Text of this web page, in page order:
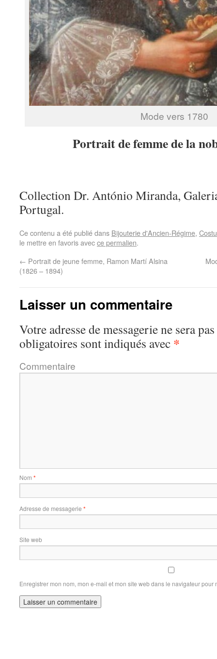
Mode vers 1780
Portrait de femme de la
Collection Dr. António Miranda,
Portugal.
Ce contenu a été publié dans Bijouterie d'Ancien-Régime,
le mettre en favoris avecce permalien.
← Portrait de jeune femme, Ramon Martí Alsina
(1826 – 1894)
Laisser un commentaire
Votre adresse de messagerie ne sera
obligatoires sont indiqués avec *
Commentaire
Nom *
Adresse de messagerie *
Site web
Enregistrer mon nom, mon e-mail et mon site web dans le navigateur pour